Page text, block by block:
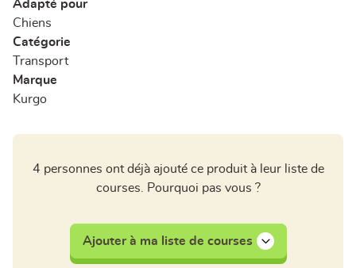
Adapté pour
Chiens
Catégorie
Transport
Marque
Kurgo
4 personnes ont déjà ajouté ce produit à leur liste de
courses. Pourquoi pas vous ?
Ajouter à ma liste de courses